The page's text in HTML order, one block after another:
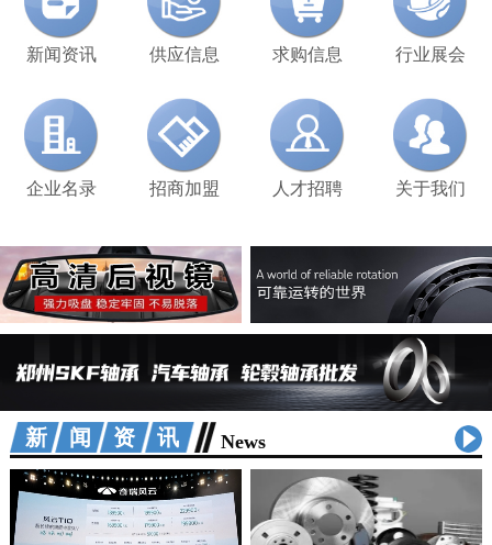
新闻资讯 供应信息 求购信息 行业展会
企业名录 招商加盟 人才招聘 关于我们
新闻资讯 News